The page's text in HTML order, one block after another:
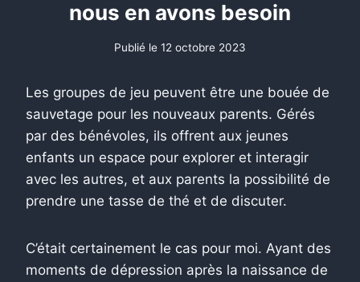
nous en avons besoin
Publié le 12 octobre 2023
Les groupes de jeu peuvent être une bouée de
sauvetage pour les nouveaux parents. Gérés
par des bénévoles, ils offrent aux jeunes
enfants un espace pour explorer et interagir
avec les autres, et aux parents la possibilité de
prendre une tasse de thé et de discuter.
C’était certainement le cas pour moi. Ayant des
moments de dépression après la naissance de